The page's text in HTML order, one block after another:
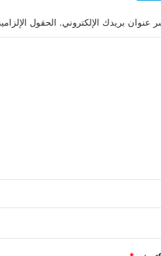
عنوان بريدك الإلكتروني. الحقول